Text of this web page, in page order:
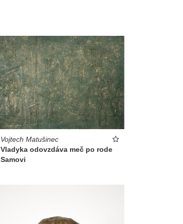
Vojtech Matušinec
Vladyka odovzdáva meč po rode
Samovi